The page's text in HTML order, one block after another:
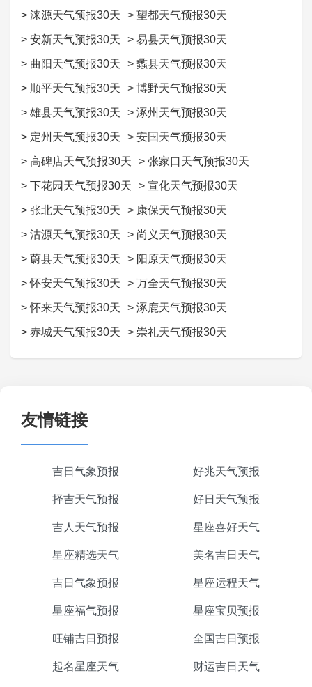
> 涞源天气预报30天 > 望都天气预报30天
> 安新天气预报30天 > 易县天气预报30天
> 曲阳天气预报30天 > 蠡县天气预报30天
> 顺平天气预报30天 > 博野天气预报30天
> 雄县天气预报30天 > 涿州天气预报30天
> 定州天气预报30天 > 安国天气预报30天
> 高碑店天气预报30天 > 张家口天气预报30天
> 下花园天气预报30天 > 宣化天气预报30天
> 张北天气预报30天 > 康保天气预报30天
> 沽源天气预报30天 > 尚义天气预报30天
> 蔚县天气预报30天 > 阳原天气预报30天
>怀安天气预报30天 > 万全天气预报30天
>怀来天气预报30天 > 涿鹿天气预报30天
> 赤城天气预报30天 > 崇礼天气预报30天
友情链接
吉日气象预报 好兆天气预报
择吉天气预报 好日天气预报
吉人天气预报 星座喜好天气
星座精选天气 美名吉日天气
吉日气象预报 星座运程天气
星座福气预报 星座宝贝预报
旺铺吉日预报 全国吉日预报
起名星座天气 财运吉日天气